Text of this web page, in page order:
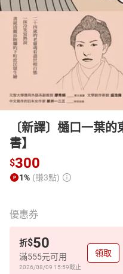
日本購物 電子/紙本書
HOT
〔新譯〕樋口一葉
書】
$300
1% (賺3點)
優惠券
折$50
滿555元可用
2026/08/09 15:59截止
領取